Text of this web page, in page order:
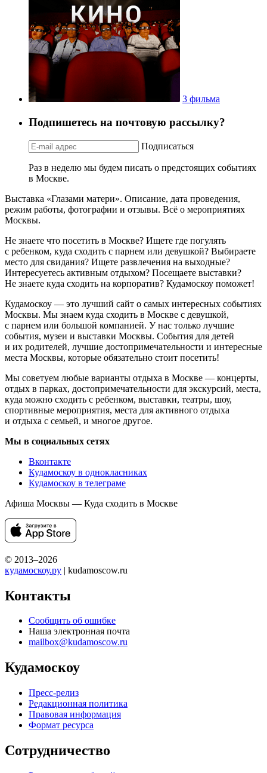
3 фильма
Подпишетесь на почтовую рассылку?
Подписаться
Раз в неделю мы будем писать о предстоящих событиях
в Москве.
Выставка «Глазами матери». Описание, дата проведения,
режим работы, фотографии и отзывы. Всё о мероприятиях
Москвы.
Не знаете что посетить в Москве? Ищете где погулять
с ребенком, куда сходить с парнем или девушкой? Выбираете
место для свидания? Ищете развлечения на выходные?
Интересуетесь активным отдыхом? Посещаете выставки?
Не знаете куда сходить на корпоратив? Кудамоскоу поможет!
Кудамоскоу — это лучший сайт о самых интересных событиях
Москвы. Мы знаем куда сходить в Москве с девушкой,
с парнем или большой компанией. У нас только лучшие
события, музеи и выставки Москвы. События для детей
и их родителей, лучшие достопримечательности и интересные
места Москвы, которые обязательно стоит посетить!
Мы советуем любые варианты отдыха в Москве — концерты,
отдых в парках, достопримечательности для экскурсий, места,
куда можно сходить с ребенком, выставки, театры, шоу,
спортивные мероприятия, места для активного отдыха
и отдыха с семьей, и многое другое.
Мы в социальных сетях
Вконтакте
Кудамоскоу в однокласниках
Кудамоскоу в телеграме
Афиша Москвы — Куда сходить в Москве
© 2013–2026
кудамоскоу.ру | kudamoscow.ru
Контакты
Сообщить об ошибке
Наша электронная почта
mailbox@kudamoscow.ru
Кудамоскоу
Пресс-релиз
Редакционная политика
Правовая информация
Формат ресурса
Сотрудничество